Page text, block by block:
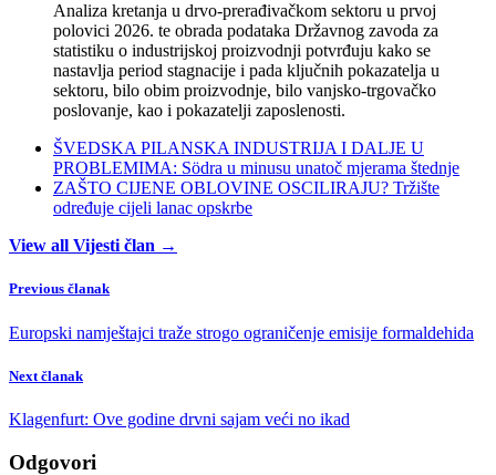
Analiza kretanja u drvo-prerađivačkom sektoru u prvoj
polovici 2026. te obrada podataka Državnog zavoda za
statistiku o industrijskoj proizvodnji potvrđuju kako se
nastavlja period stagnacije i pada ključnih pokazatelja u
sektoru, bilo obim proizvodnje, bilo vanjsko-trgovačko
poslovanje, kao i pokazatelji zaposlenosti.
ŠVEDSKA PILANSKA INDUSTRIJA I DALJE U
PROBLEMIMA: Södra u minusu unatoč mjerama štednje
ZAŠTO CIJENE OBLOVINE OSCILIRAJU? Tržište
određuje cijeli lanac opskrbe
View all Vijesti član →
Previous članak
Europski namještajci traže strogo ograničenje emisije formaldehida
Next članak
Klagenfurt: Ove godine drvni sajam veći no ikad
Odgovori